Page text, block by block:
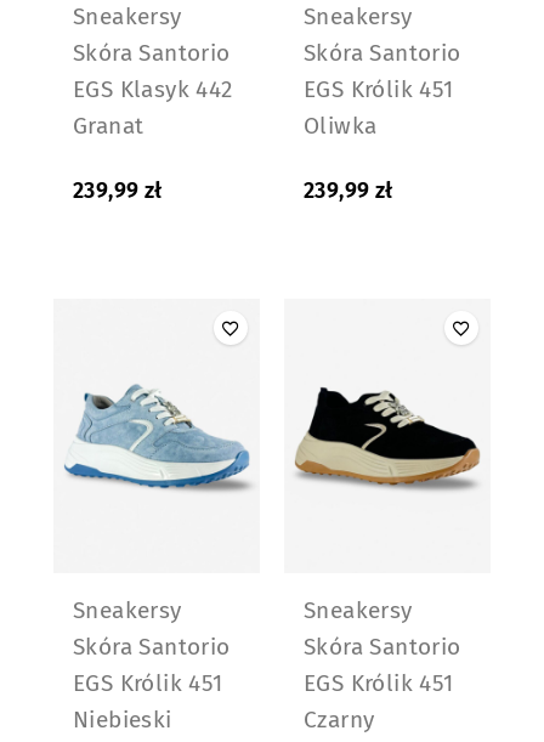
Sneakersy
Skóra Santorio
EGS Klasyk 442
Granat
239,99 zł
Sneakersy
Skóra Santorio
EGS Królik 451
Oliwka
239,99 zł
Sneakersy
Skóra Santorio
EGS Królik 451
Niebieski
Sneakersy
Skóra Santorio
EGS Królik 451
Czarny